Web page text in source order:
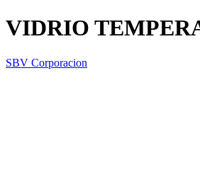
VIDRIO
SBV Corporacion